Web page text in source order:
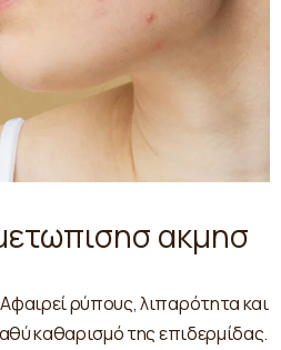
ακμησ
ρύπους, λιπαρότητα και
καθαρισμό της επιδερμίδας.